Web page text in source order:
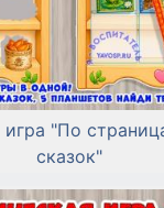
игра "По
сказок"